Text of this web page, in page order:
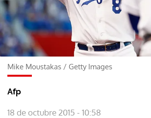
Mike Moustakas / Getty Images
Afp
18 de octubre 2015 - 10:58